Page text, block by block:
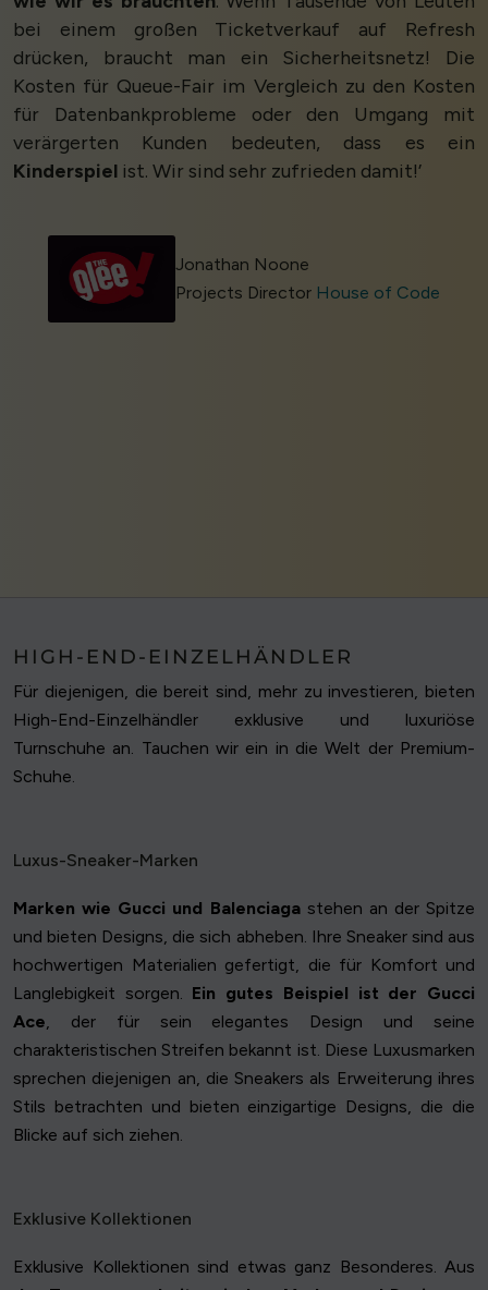
bei einem großen Ticketverkauf auf Refresh
drücken, braucht man ein Sicherheitsnetz! Die
Kosten für Queue-Fair im Vergleich zu den Kosten
für Datenbankprobleme oder den Umgang mit
verärgerten Kunden bedeuten, dass es ein
Kinderspiel ist. Wir sind sehr zufrieden damit!’
Jonathan Noone
Projects Director House of Code
HIGH-END-EINZELHÄNDLER
Für diejenigen, die bereit sind, mehr zu investieren, bieten
High-End-Einzelhändler exklusive und luxuriöse
Turnschuhe an. Tauchen wir ein in die Welt der Premium-
Schuhe.
Luxus-Sneaker-Marken
Marken wie Gucci und Balenciagastehen an der Spitze
und bieten Designs, die sich abheben. Ihre Sneaker sind aus
hochwertigen Materialien gefertigt, die für Komfort und
Langlebigkeit sorgen. Ein gutes Beispiel ist der Gucci
Ace , der für sein elegantes Design und seine
charakteristischen Streifen bekannt ist. Diese Luxusmarken
sprechen diejenigen an, die Sneakers als Erweiterung ihres
Stils betrachten und bieten einzigartige Designs, die die
Blicke auf sich ziehen.
Exklusive Kollektionen
Exklusive Kollektionen sind etwas ganz Besonderes. Aus